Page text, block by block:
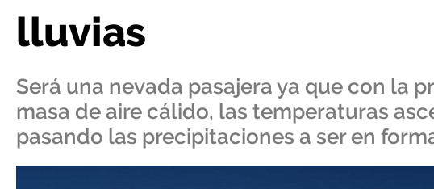
lluvias
Será una nevada pasajera ya que con la
masa de aire cálido, las temperaturas
pasando las precipitaciones a ser en